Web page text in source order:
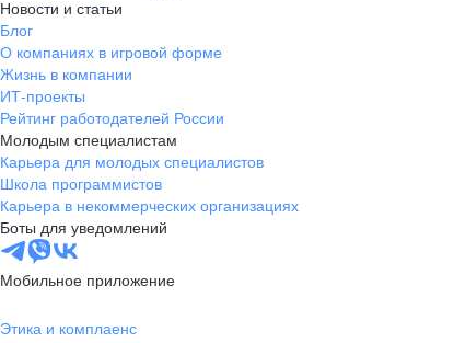
Новости и статьи
Блог
О компаниях в игровой форме
Жизнь в компании
ИТ-проекты
Рейтинг работодателей России
Молодым специалистам
Карьера для молодых специалистов
Школа программистов
Карьера в некоммерческих организациях
Боты для уведомлений
Мобильное приложение
Этика и комплаенс